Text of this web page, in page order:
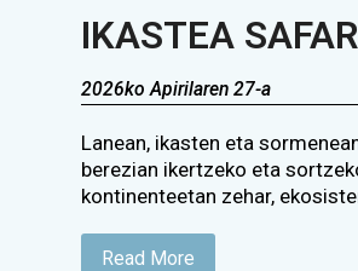
IKASTEA
2026ko Apirilaren 27-a
Lanean, ikasten eta
berezian ikertzeko eta
kontinenteetan zehar,
Read More